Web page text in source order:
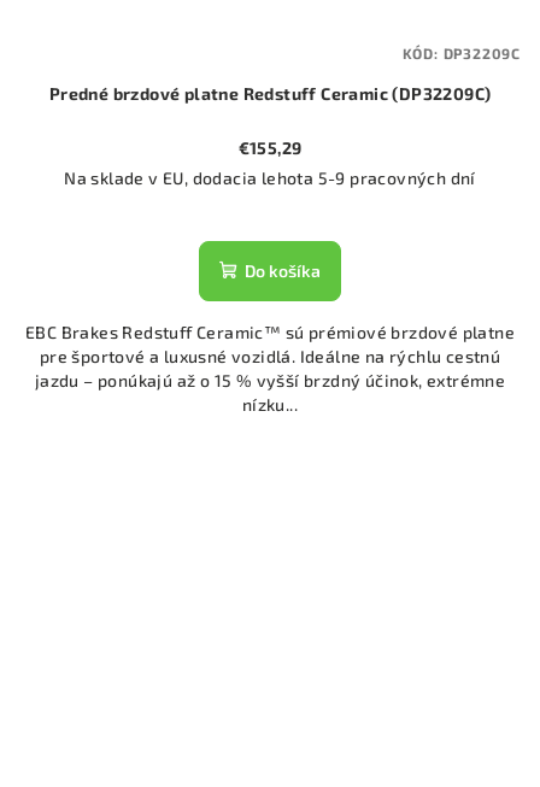
Predné brzdové platne Redstuff Ceramic (DP32209C)
€155,29
Na sklade v EU, dodacia lehota 5-9 pracovných dní
Do košíka
EBC Brakes Redstuff Ceramic™ sú prémiové brzdové platne
pre športové a luxusné vozidlá. Ideálne na rýchlu cestnú
jazdu – ponúkajú až o 15 % vyšší brzdný účinok, extrémne
nízku...
KÓD: DP32209C